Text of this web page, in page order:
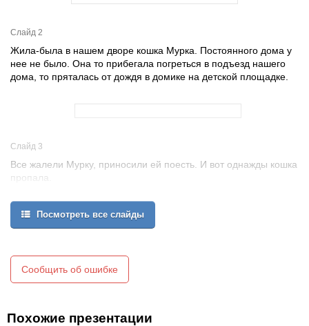
Слайд 2
Жила-была в нашем дворе кошка Мурка. Постоянного дома у
нее не было. Она то прибегала погреться в подъезд нашего
дома, то пряталась от дождя в домике на детской площадке.
Слайд 3
Все жалели Мурку, приносили ей поесть. И вот однажды кошка
пропала.
Посмотреть все слайды
Сообщить об ошибке
Похожие презентации